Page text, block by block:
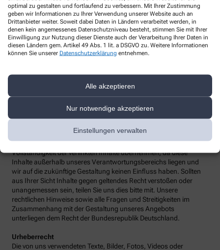
optimal zu gestalten und fortlaufend zu verbessern. Mit Ihrer Zustimmung
geben wir Informationen zu Ihrer Verwendung unserer Website auch an
Drittanbieter weiter. Soweit dabei Daten in Ländern verarbeitet werden, in
denen kein angemessenes Datenschutzniveau besteht, stimmen Sie mit Ihrer
Einwilligung zur Nutzung dieser Dienste auch der Verarbeitung Ihrer Daten in
diesen Ländern gem. Artikel 49 Abs. 1 lit. a DSGVO zu. Weitere Informationen
können Sie unserer Datenschutzerklärung entnehmen.
Alle akzeptieren
Nur notwendige akzeptieren
Einstellungen verwalten
Fax:
Email: office@alpenland-apotheke.de
Website:
Weitere Hinweise
wir mittels Links auf Internetseiten Dritter verweisen, können wir
keine Gewähr für die fortwährende Aktualität, Richtigkeit und
Vollständigkeit der verlinkten Inhalte übernehmen, da diese
Inhalte außerhalb unseres Verantwortungsbereichs liegen und
wir auf die zukünftige Gestaltung keinen Einfluss haben. Sollten
aus Ihrer Sicht Inhalte gegen geltendes Recht verstoßen oder
unangemessen sein, teilen Sie uns dies bitte mit. Unsere
rechtlichen Hinweise sowie alle Fragen und Streitigkeiten im
Zusammenhang mit der Gestaltung unseres Angebots
unterliegen dem Recht der Bundesrepublik Deutschland.
Urheberrecht
Die von uns verwendeten Texte, Bilder, Fotos, Videos oder